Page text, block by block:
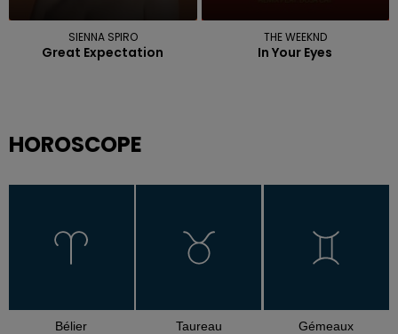
SIENNA SPIRO
Great Expectation
THE WEEKND
In Your Eyes
HOROSCOPE
Bélier Taureau Gémeaux